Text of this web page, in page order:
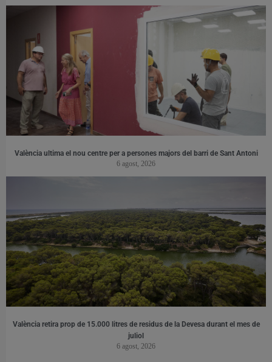
València ultima el nou centre per a persones majors del barri de Sant Antoni
6 agost, 2026
València retira prop de 15.000 litres de residus de la Devesa durant el mes de
juliol
6 agost, 2026